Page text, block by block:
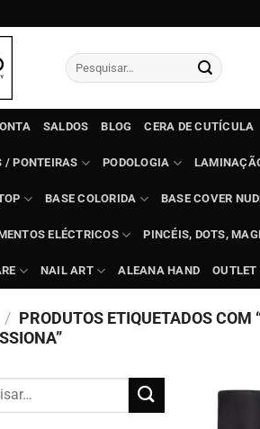
Pesquisar
por:
SALDOS BLOG CERA DE CUTÍCULA
/ PONTEIRAS PODOLOGIA
BASE COLORIDA BASE COVER
ELÉCTRICOS PINCÉIS, DOTS,
NAIL ART ALEANA HAND OUTLET
/ PRODUTOS ETIQUETADOS COM